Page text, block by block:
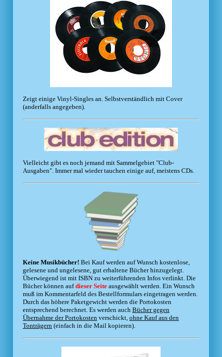
Zeigt einige Vinyl-Singles an. Selbstverständlich mit Cover
(anderfalls angegeben).
Vielleicht gibt es noch jemand mit Sammelgebiet "Club-
Ausgaben". Immer mal wieder tauchen einige auf, meistens CDs.
Keine Musikbücher! Bei Kauf werden auf Wunsch kostenlose,
gelesene und ungelesene, gut erhaltene Bücher hinzugelegt.
Überwiegend ist mit ISBN zu weiterführenden Infos verlinkt. Die
Bücher können aufdieser Seite ausgewählt werden. Ein Wunsch
muß im Kommentarfeld des Bestellformulars eingetragen werden.
Durch das höhere Paketgewicht werden die Portokosten
entsprechend berechnet. Es werden auch Bücher gegen
Übernahme der Portokosten verschickt, ohne Kauf aus den
Tonträgern (einfach in die Mail kopieren).